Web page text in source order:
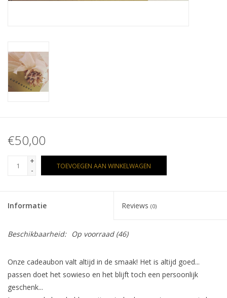
€50,00
+
-
TOEVOEGEN AAN WINKELWAGEN
Informatie Reviews (0)
Beschikbaarheid: Op voorraad(46)
Onze cadeaubon valt altijd in de smaak! Het is altijd goed...
passen doet het sowieso en het blijft toch een persoonlijk
geschenk...